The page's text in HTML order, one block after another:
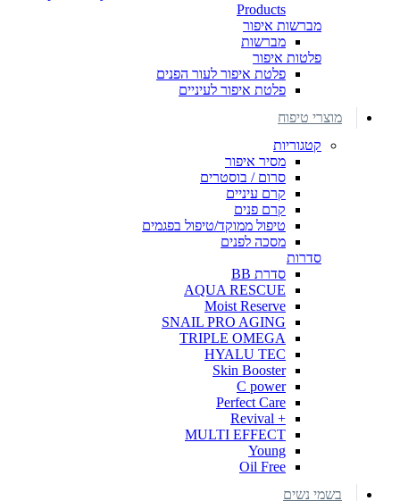
Products
מברשות איפור
מברשות
פלטות איפור
פלטת איפור לעור הפנים
פלטת איפור לעיניים
מוצרי טיפוח
קטגוריות
מסיר איפור
סרום / בוסטרים
קרם עיניים
קרם פנים
טיפול ממוקד/טיפול בפגמים
מסכה לפנים
סדרות
סדרת BB
AQUA RESCUE
Moist Reserve
SNAIL PRO AGING
TRIPLE OMEGA
HYALU TEC
Skin Booster
C power
Perfect Care
+ Revival
MULTI EFFECT
Young
Oil Free
בשמי נשים